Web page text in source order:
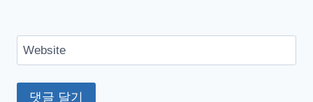
Website